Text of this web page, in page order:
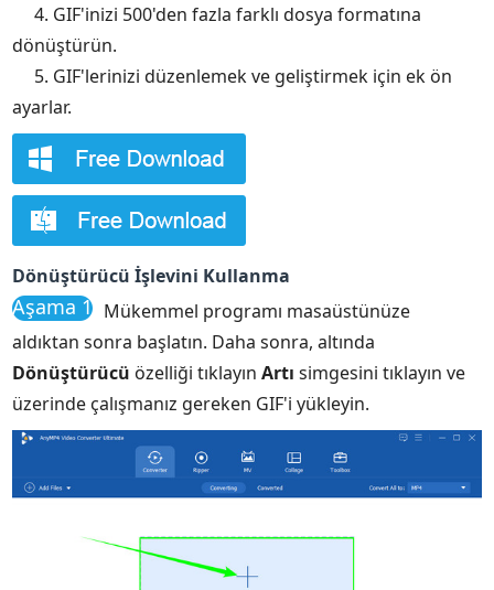
4. GIF'inizi 500'den fazla farklı dosya formatına
dönüştürün.
5. GIF'lerinizi düzenlemek ve geliştirmek için ek ön
ayarlar.
Dönüştürücü İşlevini Kullanma
Aşama 1 Mükemmel programı masaüstünüze
aldıktan sonra başlatın. Daha sonra, altında
Dönüştürücü özelliği tıklayınArtı simgesini tıklayın ve
üzerinde çalışmanız gereken GIF'i yükleyin.